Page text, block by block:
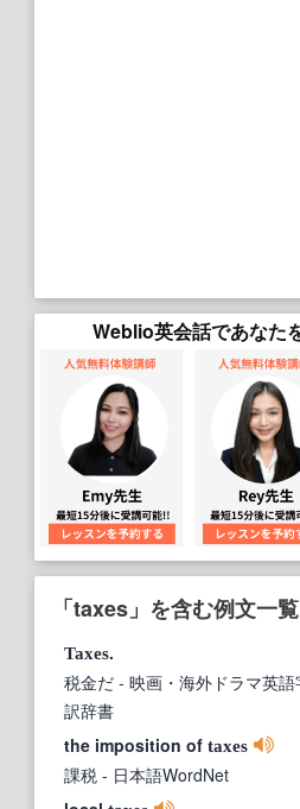
Weblio英会話であなた
「taxes」を含む例文一
Taxes.
税金だ - 映画・海外ドラマ英語
訳辞書
the imposition of taxes
課税 - 日本語WordNet